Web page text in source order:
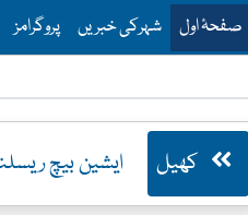
صفحۂ اولfor Lahore News
شہرکی خبریں پروگرامز
کھیل ایشین بیچ ریسلنگ